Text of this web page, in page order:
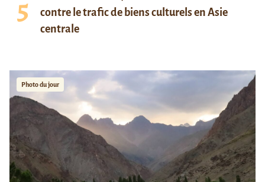
contre le trafic de biens culturels en Asie
centrale
Photo du jour